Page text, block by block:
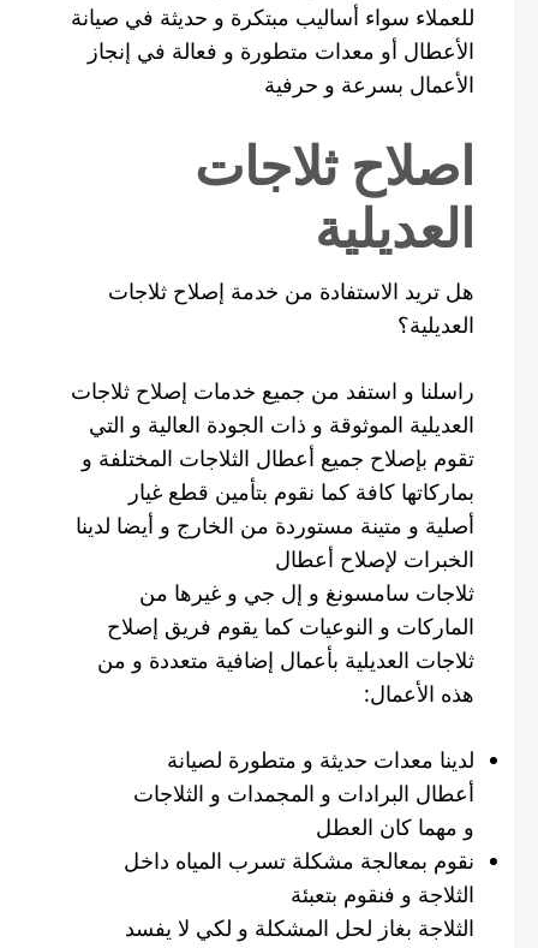
للعملاء سواء أساليب مبتكرة و حديثة في صيانة
الأعطال أو معدات متطورة و فعالة في إنجاز
الأعمال بسرعة و حرفية
اصلاح ثلاجات
العديلية
هل تريد الاستفادة من خدمة إصلاح ثلاجات
العديلية؟
راسلنا و استفد من جميع خدمات إصلاح ثلاجات
العديلية الموثوقة و ذات الجودة العالية و التي
تقوم بإصلاح جميع أعطال الثلاجات المختلفة و
بماركاتها كافة كما نقوم بتأمين قطع غيار
أصلية و متينة مستوردة من الخارج و أيضا لدينا
الخبرات لإصلاح أعطال
ثلاجات سامسونغ و إل جي و غيرها من
الماركات و النوعيات كما يقوم فريق إصلاح
ثلاجات العديلية بأعمال إضافية متعددة و من
هذه الأعمال:
لدينا معدات حديثة و متطورة لصيانة
أعطال البرادات و المجمدات و الثلاجات
و مهما كان العطل
نقوم بمعالجة مشكلة تسرب المياه داخل
الثلاجة و فنقوم بتعبئة
الثلاجة بغاز لحل المشكلة و لكي لا يفسد